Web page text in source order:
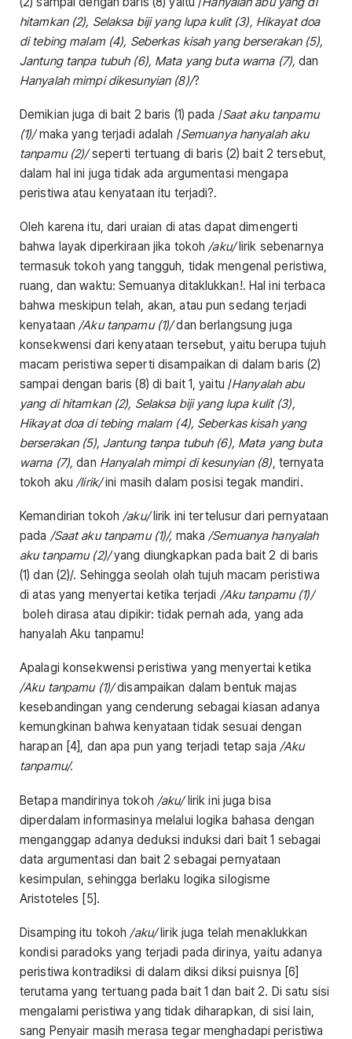
hitamkan (2), Selaksa biji yang lupa kulit (3), Hikayat doa
di tebing malam (4), Seberkas kisah yang berserakan (5),
Jantung tanpa tubuh (6), Mata yang buta warna (7), dan
Hanyalah mimpi dikesunyian (8)/?
Demikian juga di bait 2 baris (1) pada /Saat aku tanpamu
(1)/maka yang terjadi adalah /Semuanya hanyalah aku
tanpamu (2)/seperti tertuang di baris (2) bait 2 tersebut,
dalam hal ini juga tidak ada argumentasi mengapa
peristiwa atau kenyataan itu terjadi?.
Oleh karena itu, dari uraian di atas dapat dimengerti
bahwa layak diperkiraan jika tokoh/aku/lirik sebenarnya
termasuk tokoh yang tangguh, tidak mengenal peristiwa,
ruang, dan waktu: Semuanya ditaklukkan!. Hal ini terbaca
bahwa meskipun telah, akan, atau pun sedang terjadi
kenyataan/Aku tanpamu (1)/dan berlangsung juga
konsekwensi dari kenyataan tersebut, yaitu berupa tujuh
macam peristiwa seperti disampaikan di dalam baris (2)
sampai dengan baris (8) di bait 1, yaitu /Hanyalah abu
yang di hitamkan (2), Selaksa biji yang lupa kulit (3),
Hikayat doa di tebing malam (4), Seberkas kisah yang
berserakan (5), Jantung tanpa tubuh (6), Mata yang buta
warna (7), dan Hanyalah mimpi di kesunyian (8), ternyata
tokoh aku/lirik/ini masih dalam posisi tegak mandiri.
Kemandirian tokoh/aku/ lirik ini tertelusur dari pernyataan
pada /Saat aku tanpamu (1)/, maka/Semuanya hanyalah
aku tanpamu (2)/yang diungkapkan pada bait 2 di baris
(1) dan (2)/. Sehingga seolah olah tujuh macam peristiwa
di atas yang menyertai ketika terjadi /Aku tanpamu (1)/
boleh dirasa atau dipikir: tidak pernah ada, yang ada
hanyalah Aku tanpamu!
Apalagi konsekwensi peristiwa yang menyertai ketika
/Aku tanpamu (1)/disampaikan dalam bentuk majas
kesebandingan yang cenderung sebagai kiasan adanya
kemungkinan bahwa kenyataan tidak sesuai dengan
harapan [4], dan apa pun yang terjadi tetap saja /Aku
tanpamu/.
Betapa mandirinya tokoh /aku/lirik ini juga bisa
diperdalam informasinya melalui logika bahasa dengan
menganggap adanya deduksi induksi dari bait 1 sebagai
data argumentasi dan bait 2 sebagai pernyataan
kesimpulan, sehingga berlaku logika silogisme
Aristoteles [5].
Disamping itu tokoh/aku/lirik juga telah menaklukkan
kondisi paradoks yang terjadi pada dirinya, yaitu adanya
peristiwa kontradiksi di dalam diksi diksi puisnya [6]
terutama yang tertuang pada bait 1 dan bait 2. Di satu sisi
mengalami peristiwa yang tidak diharapkan, di sisi lain,
sang Penyair masih merasa tegar menghadapi peristiwa